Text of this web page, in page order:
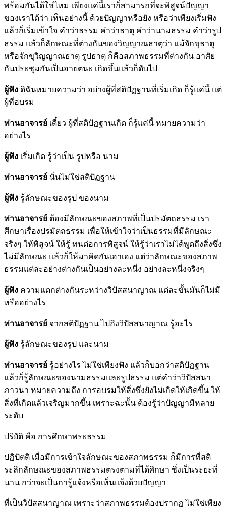
พร้อมกันได้ใช่ไหม เพียงแค่นี้เราก็สามารถที่จะพิสูจน์ปัญญา
ของเราได้ว่า เห็นอย่างนี้ ด้วยปัญญาหรือยัง หรือว่าเพียงเริ่มฟัง
แล้วก็เริ่มเข้าใจ คำว่าธรรม คำว่าธาตุ คำว่านามธรรม คำว่ารูป
ธรรม แล้วก็ลักษณะที่ต่างกันของวิญญาณธาตุว่า แม้จักขุธาตุ
หรือจักขุวิญญาณธาตุ รูปธาตุ ก็คือสภาพธรรมที่ต่างกัน อาศัย
กันประชุมกันเป็นอายตนะ เกิดขึ้นแล้วก็ดับไป
ผู้ฟัง ดิฉันหมายความว่า อย่างผู้ที่สติปัฏฐานที่เริ่มเกิด ก็รู้แค่นี้ แต่
ผู้ที่อบรม
ท่านอาจารย์ เดี๋ยว ผู้ที่สติปัฏฐานเกิด ก็รู้แค่นี้ หมายความว่า
อย่างไร
ผู้ฟัง เริ่มเกิด รู้ว่าเป็น รูปหรือ นาม
ท่านอาจารย์ นั่นไม่ใช่สติปัฏฐาน
ผู้ฟัง รู้ลักษณะของรูป ของนาม
ท่านอาจารย์ ต้องมีลักษณะของสภาพที่เป็นปรมัตถธรรม เรา
ศึกษาเรื่องปรมัตถธรรม เพื่อให้เข้าใจว่าเป็นธรรมที่มีลักษณะ
จริงๆ ให้พิสูจน์ ให้รู้ ทนต่อการพิสูจน์ ให้รู้ว่าเราไม่ได้พูดถึงสิ่งซึ่ง
ไม่มีลักษณะ แล้วก็ให้มาคิดกันเอาเอง แต่ว่าลักษณะของสภาพ
ธรรมแต่ละอย่างต่างกันเป็นอย่างละหนึ่ง อย่างละหนึ่งจริงๆ
ผู้ฟัง ความแตกต่างกันระหว่างวิปัสสนาญาณ แต่ละขั้นมันก็ไม่มี
หรืออย่างไร
ท่านอาจารย์ จากสติปัฏฐาน ไปถึงวิปัสสนาญาณ รู้อะไร
ผู้ฟัง รู้ลักษณะของรูป และนาม
ท่านอาจารย์ รู้อย่างไร ไม่ใช่เพียงฟัง แล้วก็บอกว่าสติปัฏฐาน
แล้วก็รู้ลักษณะของนามธรรมและรูปธรรม แต่คำว่าวิปัสสนา
ภาวนา หมายความถึง การอบรมให้สิ่งซึ่งยังไม่เกิดให้เกิดขึ้น ให้
สิ่งที่เกิดแล้วเจริญมากขึ้น เพราะฉะนั้น ต้องรู้ว่าปัญญามีหลาย
ระดับ
ปริยัติ คือ การศึกษาพระธรรม
ปฏิปัตติ เมื่อมีการเข้าใจลักษณะของสภาพธรรม ก็มีการที่สติ
ระลึกลักษณะของสภาพธรรมตรงตามที่ได้ศึกษา ซึ่งเป็นระยะที่
นาน กว่าจะเป็นการู้แจ้งหรือเห็นแจ้งด้วยปัญญา
ที่เป็นวิปัสสนาญาณ เพราะว่าสภาพธรรมต้องปรากฏ ไม่ใช่เพียง